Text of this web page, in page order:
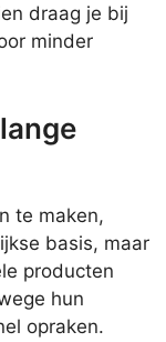
draag je bij
minder
te maken,
basis, maar
producten
hun
opraken.